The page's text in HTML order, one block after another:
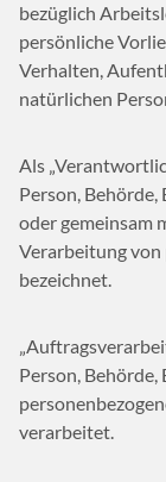
bezüglich
persönliche
Verhalten,
natürlichen
Als
Person,
oder gemeinsam
Verarbeitung von
bezeichnet.
Person,
verarbeitet.